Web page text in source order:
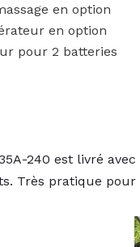
en option
en option
pour 2 batteries
35A-240 est livré
Très pratique pour